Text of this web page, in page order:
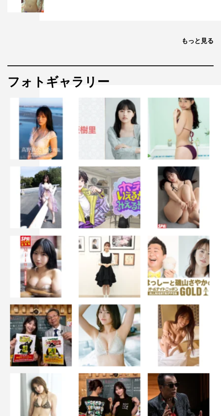
もっと見る
フォトギャラリー